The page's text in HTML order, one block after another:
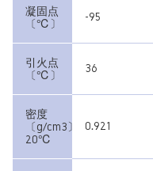
凝固点
〔℃〕
-95
引火点
〔℃〕
36
密度
〔g/cm3〕
20℃
0.921